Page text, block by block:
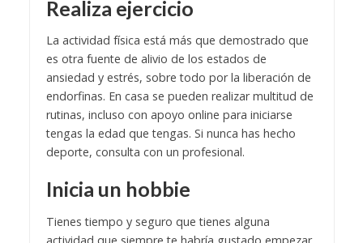
Realiza ejercicio
La actividad física está más que demostrado que
es otra fuente de alivio de los estados de
ansiedad y estrés, sobre todo por la liberación de
endorfinas. En casa se pueden realizar multitud de
rutinas, incluso con apoyo online para iniciarse
tengas la edad que tengas. Si nunca has hecho
deporte, consulta con un profesional.
Inicia un hobbie
Tienes tiempo y seguro que tienes alguna